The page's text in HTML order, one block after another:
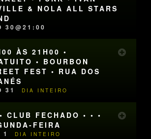
& NOLA ALL STARS
30@21:00
ÀS 21H00 •
• BOURBON
FEST • RUA DOS
31 DIA INTEIRO
CLUB FECHADO • • •
FEIRA
1 DIA INTEIRO